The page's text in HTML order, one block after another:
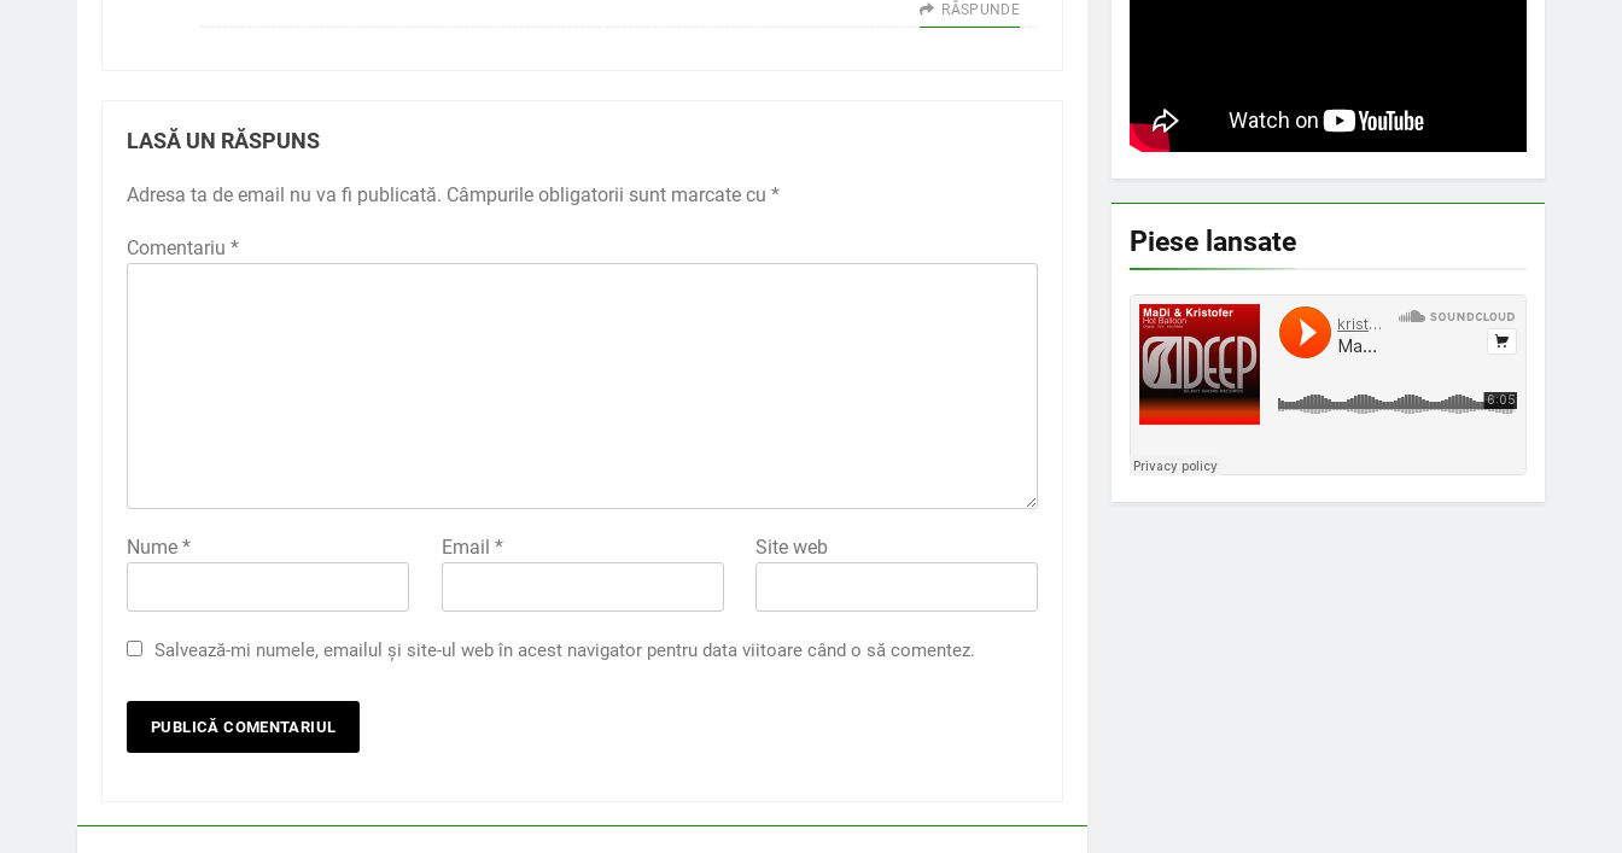
RĂSPUNDE
LASĂ UN RĂSPUNS
Adresa ta de email nu va fi publicată. Câmpurile obligatorii sunt marcate cu *
Comentariu *
Nume * Email * Site web
Salvează-mi numele, emailul și site-ul web în acest navigator pentru data viitoare când o să comentez.
Piese lansate